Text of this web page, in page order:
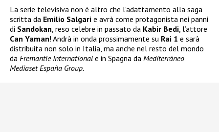
La serie televisiva non è altro che l’adattamento alla saga
scritta da Emilio Salgari e avrà come protagonista nei panni
di Sandokan, reso celebre in passato da Kabir Bedi, l’attore
Can Yaman! Andrà in onda prossimamente su Rai 1 e sarà
distribuita non solo in Italia, ma anche nel resto del mondo
da Fremantle International e in Spagna da Mediterráneo
Mediaset España Group.